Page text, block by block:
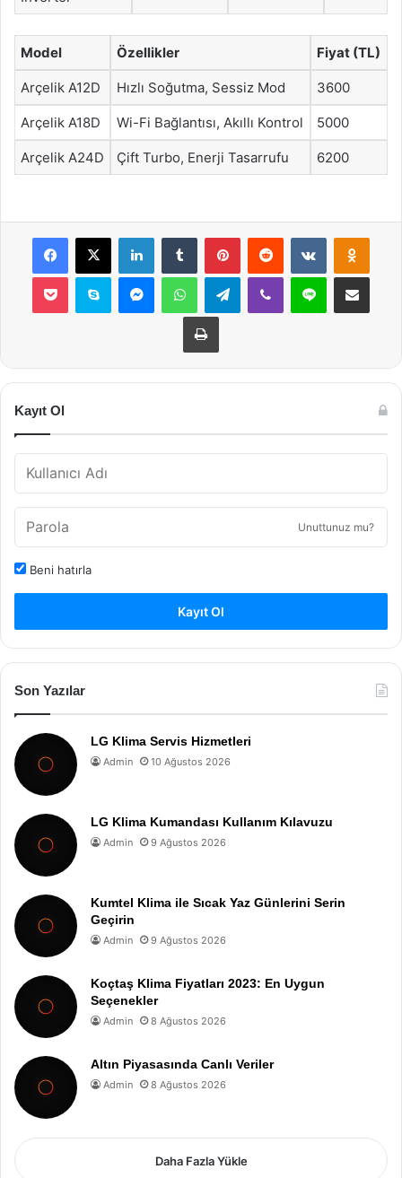
Model Özellikler Fiyat (TL)
Arçelik A12D Hızlı Soğutma, Sessiz Mod 3600
Arçelik A18D Wi-Fi Bağlantısı, Akıllı Kontrol 5000
Arçelik A24D Çift Turbo, Enerji Tasarrufu 6200
Facebook
X LinkedInTumblr PinterestReddit VKontakte
Pocket Skype MessengerWhatsAppTelegramViber Line E-Posta ile
Yazdır
Kayıt Ol
Unuttunuz mu?
Beni hatırla
Kayıt Ol
Son Yazılar
LG Klima Servis Hizmetleri
Admin 10 Ağustos 2026
LG Klima Kumandası Kullanım Kılavuzu
Admin 9 Ağustos 2026
Kumtel Klima ile Sıcak Yaz Günlerini Serin
Geçirin
Admin 9 Ağustos 2026
Koçtaş Klima Fiyatları 2023: En Uygun
Seçenekler
Admin 8 Ağustos 2026
Altın Piyasasında Canlı Veriler
Admin 8 Ağustos 2026
Daha Fazla Yükle